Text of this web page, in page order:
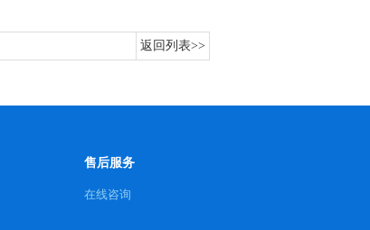
返回列表>>
售后服务
在线咨询